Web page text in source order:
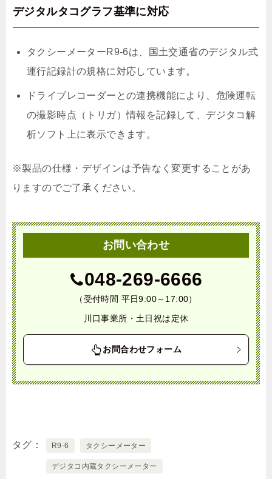
デジタルタコグラフ基準に対応
タクシーメーターR9-6は、国土交通省のデジタル式
運行記録計の規格に対応しています。
ドライブレコーダーとの連携機能により、危険運転
の撮影時点（トリガ）情報を記録して、デジタコ解
析ソフト上に表示できます。
※製品の仕様・デザインは予告なく変更することがあ
りますのでご了承ください。
お問い合わせ
048-269-6666
（受付時間 平日9:00～17:00）
川口事業所・土日祝は定休
お問合わせフォーム
タグ R9-6 タクシーメーター
デジタコ内蔵タクシーメーター